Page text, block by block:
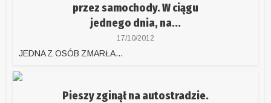
przez samochody. W ciągu
jednego dnia, na...
17/10/2012
JEDNA Z OSÓB ZMARŁA...
Pieszy zginął na autostradzie.